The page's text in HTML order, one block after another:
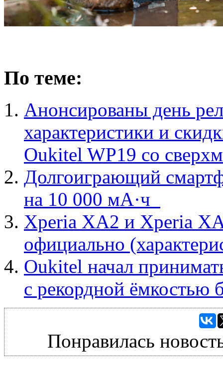
По теме:
Анонсированы день
характеристики и
Oukitel WP19 со
Долгоиграющий
на 10 000 мА·ч
Xperia XA2 и Xperia
официально
Oukitel начал
с рекордной ёмкостью
Понравилась